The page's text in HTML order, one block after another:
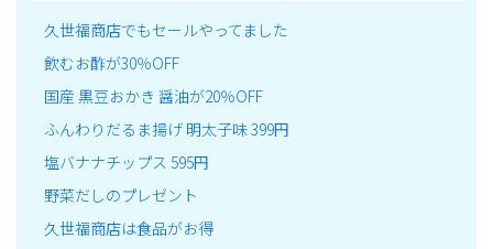
久世福商店でもセールやってました
飲むお酢が30％OFF
国産 黒豆おかき 醤油が20％OFF
ふんわりだるま揚げ 明太子味 399円
塩バナナチップス 595円
野菜だしのプレゼント
久世福商店は食品がお得